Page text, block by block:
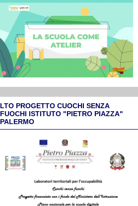
LTO PROGETTO CUOCHI SENZA
FUOCHI ISTITUTO "PIETRO PIAZZA"
PALERMO